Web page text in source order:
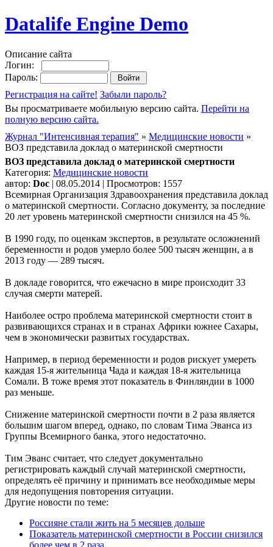
Datalife Engine Demo
Описание сайта
Логин:
Пароль:
Регистрация на сайте! Забыли пароль?
Вы просматриваете мобильную версию сайта. Перейти на
полную версию сайта.
Журнал "Интенсивная терапия" » Медицинские новости »
ВОЗ представила доклад о материнской смертности
ВОЗ представила доклад о материнской смертности
Категория: Медицинские новости
автор: Doc | 08.05.2014 | Просмотров: 1557
Всемирная Организация Здравоохранения представила доклад
о материнской смертности. Согласно документу, за последние
20 лет уровень материнской смертности снизился на 45 %.
В 1990 году, по оценкам экспертов, в результате осложнений
беременности и родов умерло более 500 тысяч женщин, а в
2013 году — 289 тысяч.
В докладе говорится, что ежечасно в мире происходит 33
случая смерти матерей.
Наиболее остро проблема материнской смертности стоит в
развивающихся странах и в странах Африки южнее Сахары,
чем в экономически развитых государствах.
Например, в период беременности и родов рискует умереть
каждая 15-я жительница Чада и каждая 18-я жительница
Сомали. В тоже время этот показатель в Финляндии в 1000
раз меньше.
Снижение материнской смертности почти в 2 раза является
большим шагом вперед, однако, по словам Тима Эванса из
Группы Всемирного банка, этого недостаточно.
Тим Эванс считает, что следует документально
регистрировать каждый случай материнской смертности,
определять её причину и принимать все необходимые меры
для недопущения повторения ситуации.
Другие новости по теме:
Россияне стали жить на 5 месяцев дольше
Показатель материнской смертности в России снизился
более чем в 2 раза